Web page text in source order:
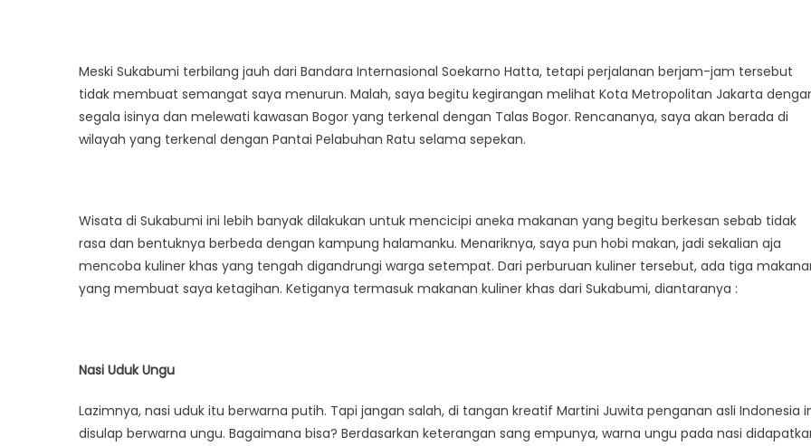
Meski Sukabumi terbilang jauh dari Bandara Internasional Soekarno Hatta, tetapi perjalanan berjam-jam tersebut
tidak membuat semangat saya menurun. Malah, saya begitu kegirangan melihat Kota Metropolitan Jakarta
segala isinya dan melewati kawasan Bogor yang terkenal dengan Talas Bogor. Rencananya, saya akan berada di
wilayah yang terkenal dengan Pantai Pelabuhan Ratu selama sepekan.
Wisata di Sukabumi ini lebih banyak dilakukan untuk mencicipi aneka makanan yang begitu berkesan sebab tidak
rasa dan bentuknya berbeda dengan kampung halamanku. Menariknya, saya pun hobi makan, jadi sekalian aja
mencoba kuliner khas yang tengah digandrungi warga setempat. Dari perburuan kuliner tersebut, ada tiga
yang membuat saya ketagihan. Ketiganya termasuk makanan kuliner khas dari Sukabumi, diantaranya :
Nasi Uduk Ungu
Lazimnya, nasi uduk itu berwarna putih. Tapi jangan salah, di tangan kreatif Martini Juwita penganan asli Indonesia
disulap berwarna ungu. Bagaimana bisa? Berdasarkan keterangan sang empunya, warna ungu pada nasi